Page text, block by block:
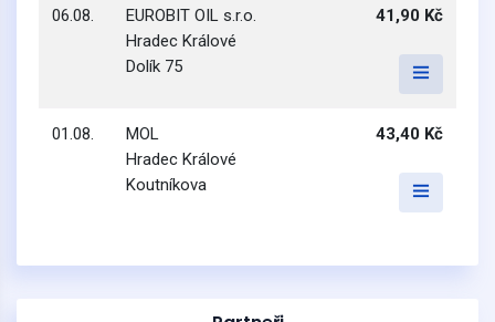
06.08.
EUROBIT OIL s.r.o.
Hradec Králové
Dolík 75
41,90 Kč
01.08.
MOL
Hradec Králové
Koutníkova
43,40 Kč